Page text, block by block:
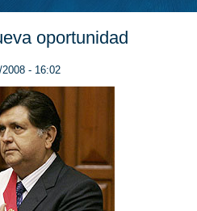
oportunidad
- 16:02